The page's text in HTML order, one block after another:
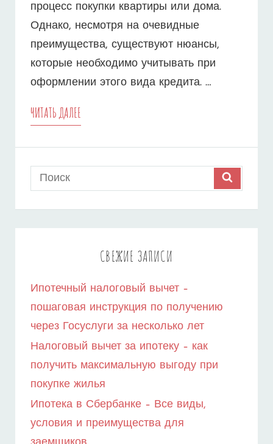
процесс покупки квартиры или дома.
Однако, несмотря на очевидные
преимущества, существуют нюансы,
которые необходимо учитывать при
оформлении этого вида кредита. …
ЧИТАТЬ ДАЛЕЕ
ПОЛЕЗНЫЕ
ДЛЯ
ВОЕННОСЛУЖАЩИХ
Search
for:
СВЕЖИЕ ЗАПИСИ
Ипотечный налоговый вычет –
пошаговая инструкция по получению
через Госуслуги за несколько лет
Налоговый вычет за ипотеку – как
получить максимальную выгоду при
покупке жилья
Ипотека в Сбербанке – Все виды,
условия и преимущества для